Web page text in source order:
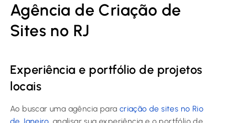
Agência de Criação de
Sites no RJ
Experiência e portfólio de projetos
locais
Ao buscar uma agência para criação de sites no Rio